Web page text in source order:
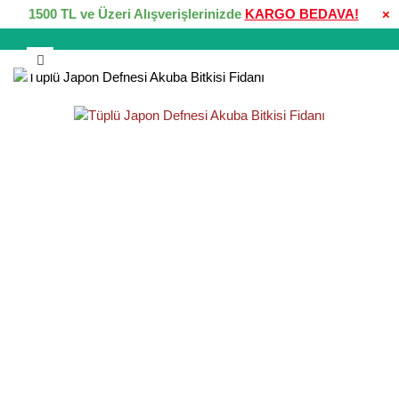
×
1500 TL ve Üzeri Alışverişlerinizde KARGO BEDAVA!